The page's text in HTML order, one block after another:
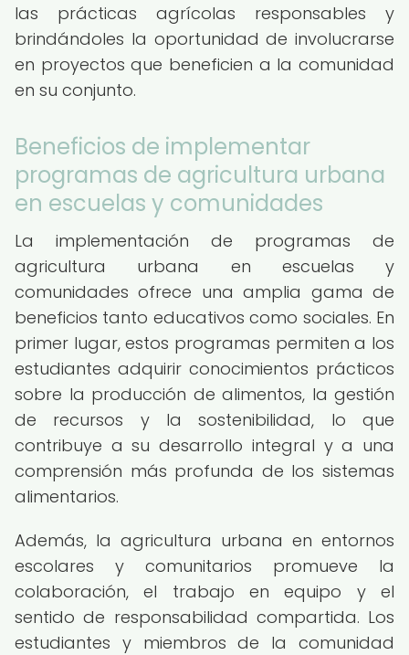
las prácticas agrícolas responsables y
brindándoles la oportunidad de involucrarse
en proyectos que beneficien a la comunidad
en su conjunto.
Beneficios de implementar
programas de agricultura urbana
en escuelas y comunidades
La implementación de programas de
agricultura urbana en escuelas y
comunidades ofrece una amplia gama de
beneficios tanto educativos como sociales. En
primer lugar, estos programas permiten a los
estudiantes adquirir conocimientos prácticos
sobre la producción de alimentos, la gestión
de recursos y la sostenibilidad, lo que
contribuye a su desarrollo integral y a una
comprensión más profunda de los sistemas
alimentarios.
Además, la agricultura urbana en entornos
escolares y comunitarios promueve la
colaboración, el trabajo en equipo y el
sentido de responsabilidad compartida. Los
estudiantes y miembros de la comunidad